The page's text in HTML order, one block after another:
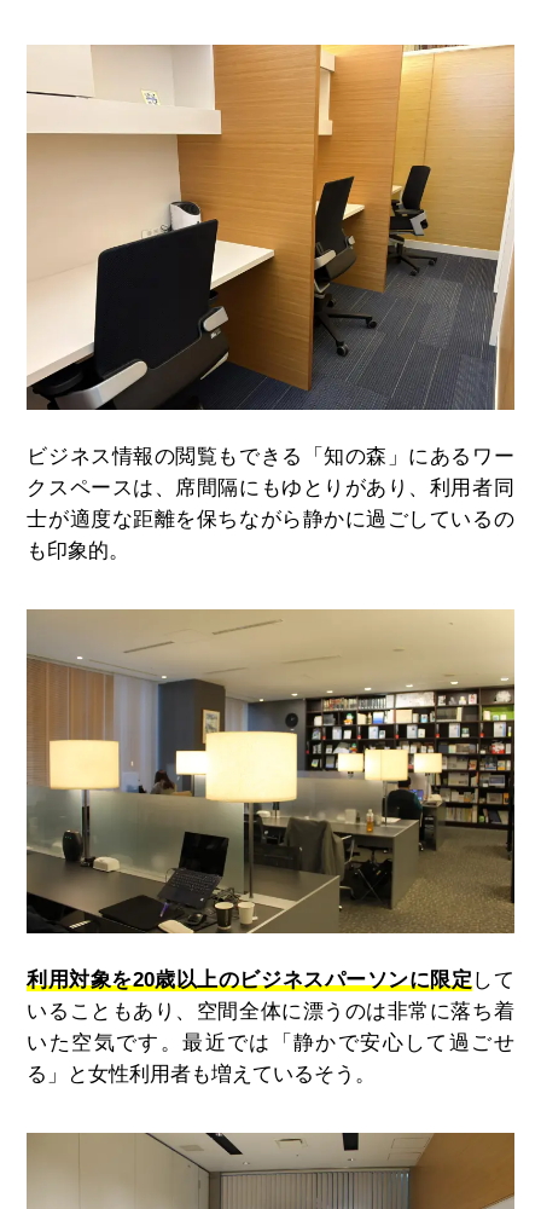
ビジネス情報の閲覧もできる「知の森」にあるワー
クスペースは、席間隔にもゆとりがあり、利用者同
士が適度な距離を保ちながら静かに過ごしているの
も印象的。
利用対象を20歳以上のビジネスパーソンに限定して
いることもあり、空間全体に漂うのは非常に落ち着
いた空気です。最近では「静かで安心して過ごせ
る」と女性利用者も増えているそう。